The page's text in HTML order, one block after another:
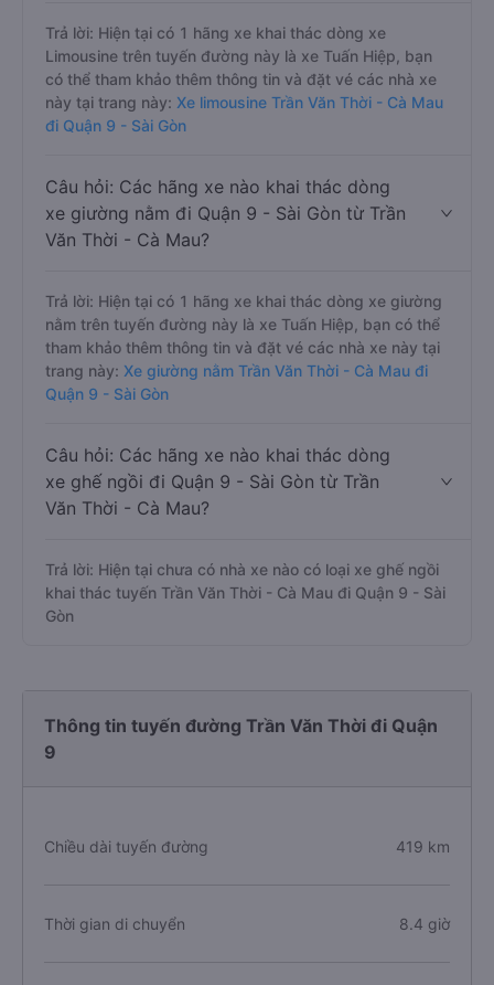
Trả lời: Hiện tại có 1 hãng xe khai thác dòng xe
Limousine trên tuyến đường này là xe Tuấn Hiệp, bạn
có thể tham khảo thêm thông tin và đặt vé các nhà xe
này tại trang này: Xe limousine Trần Văn Thời - Cà Mau
đi Quận 9 - Sài Gòn
Câu hỏi: Các hãng xe nào khai thác dòng
xe giường nằm đi Quận 9 - Sài Gòn từ Trần
Văn Thời - Cà Mau?
Trả lời: Hiện tại có 1 hãng xe khai thác dòng xe giường
nằm trên tuyến đường này là xe Tuấn Hiệp, bạn có thể
tham khảo thêm thông tin và đặt vé các nhà xe này tại
trang này: Xe giường nằm Trần Văn Thời - Cà Mau đi
Quận 9 - Sài Gòn
Câu hỏi: Các hãng xe nào khai thác dòng
xe ghế ngồi đi Quận 9 - Sài Gòn từ Trần
Văn Thời - Cà Mau?
Trả lời: Hiện tại chưa có nhà xe nào có loại xe ghế ngồi
khai thác tuyến Trần Văn Thời - Cà Mau đi Quận 9 - Sài
Gòn
Thông tin tuyến đường Trần Văn Thời đi Quận
9
Chiều dài tuyến đường 419 km
Thời gian di chuyển 8.4 giờ